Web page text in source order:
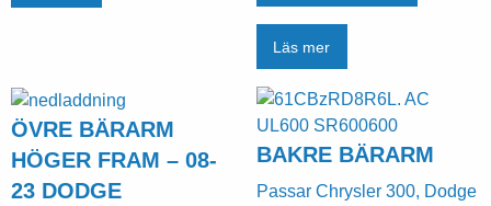
Läs mer
ÖVRE BÄRARM
HÖGER FRAM – 08-
23 DODGE
BAKRE BÄRARM
Passar Chrysler 300, Dodge